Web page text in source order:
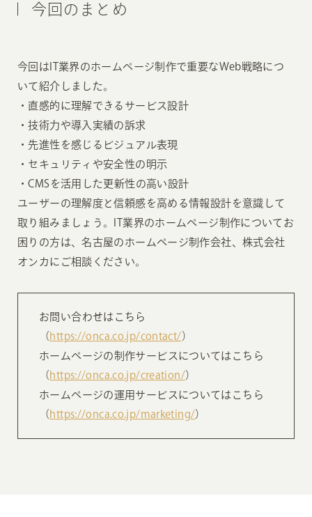
今回のまとめ
今回はIT業界のホームページ制作で重要なWeb戦略につ
いて紹介しました。
・直感的に理解できるサービス設計
・技術力や導入実績の訴求
・先進性を感じるビジュアル表現
・セキュリティや安全性の明示
・CMSを活用した更新性の高い設計
ユーザーの理解度と信頼感を高める情報設計を意識して
取り組みましょう。IT業界のホームページ制作についてお
困りの方は、名古屋のホームページ制作会社、株式会社
オンカにご相談ください。
お問い合わせはこちら
（ https://onca.co.jp/contact/）
ホームページの制作サービスについてはこちら
（ https://onca.co.jp/creation/）
ホームページの運用サービスについてはこちら
（ https://onca.co.jp/marketing/）